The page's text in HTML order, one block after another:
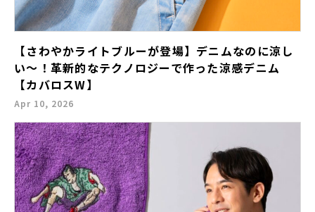
【さわやかライトブルーが登場】デニムなのに涼し
い〜！革新的なテクノロジーで作った涼感デニム
【カバロスW】
Apr 10, 2026